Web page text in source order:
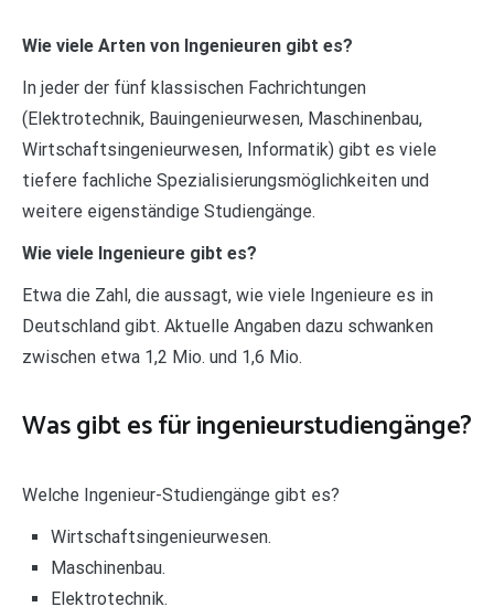
Wie viele Arten von Ingenieuren gibt es?
In jeder der fünf klassischen Fachrichtungen
(Elektrotechnik, Bauingenieurwesen, Maschinenbau,
Wirtschaftsingenieurwesen, Informatik) gibt es viele
tiefere fachliche Spezialisierungsmöglichkeiten und
weitere eigenständige Studiengänge.
Wie viele Ingenieure gibt es?
Etwa die Zahl, die aussagt, wie viele Ingenieure es in
Deutschland gibt. Aktuelle Angaben dazu schwanken
zwischen etwa 1,2 Mio. und 1,6 Mio.
Was gibt es für ingenieurstudiengänge?
Welche Ingenieur-Studiengänge gibt es?
Wirtschaftsingenieurwesen.
Maschinenbau.
Elektrotechnik.